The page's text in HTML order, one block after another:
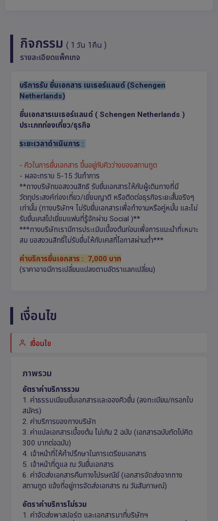
กิจกรรม( 1 วัน 1คืน )
รายละเอียดแพ็คเกจ
บริการรับ ยื่นเอกสาร เนเธอร์แลนด์ (Schengen
Netherlands)
ยื่นเอกสารเนเธอร์แลนด์ ( Schengen Netherlands )
ประเภทท่องเที่ยว/ธุรกิจ
ระยะเวลาดำเนินการ :
- คิวในการยื่นเอกสาร ขึ้นอยู่กับคิวว่างของสถานทูต
- ผลจะทราบ 5-15 วันทำการ
**ทางบริษัทขอสงวนสิทธิ รับยื่นเอกสารให้กับผู้เดินทางที่มี
วัตถุประสงค์ท่องเที่ยว/เยี่ยมญาติ หรือติดต่อธุรกิจระยะสั้นจริงๆ
เท่านั้น (ทางบริษัทฯ ไม่รับยื่นเอกสารเพื่อทำงานหรือคู่หมั้น และไม่
รับยื่นเคสไปเยี่ยมแฟนที่รู้จักผ่าน Social )**
***ทางบริษัทเรามีการประเมินเบื้องต้นก่อนเพื่อการแนะนำที่เหมาะ
สม ขอสงวนสิทธิ์ไม่รับยื่นให้กับเคสที่โอกาสผ่านต่ำ***
ค่าบริการยื่นเอกสาร: 7,000 บาท
(ราคาอาจมีการเปลี่ยนแปลงตามอัตราแลกเปลี่ยน)
เงื่อนไข
เงื่อนไข
ภาพรวม
อัตราค่าบริการรวม
1. ค่าธรรมเนียมยื่นเอกสารและจองคิวยื่น (ลงทะเบียน/กรอกใบ
สมัคร)
2. ค่าบริการของทางบริษัท
3. ค่าแปลเอกสารเบื้องต้น ไม่เกิน 2 ฉบับ (เอกสารฉบับถัดไปคิด
300 บาทต่อฉบับ)
4. เจ้าหน้าที่ให้คำปรึกษาในการเตรียมเอกสาร
5. เจ้าหน้าที่ดูแล ณ วันยื่นเอกสาร
6. ค่าจัดส่งเอกสารคืนทางไปรษณีย์ (เอกสารจัดส่งจากทาง
สถานทูต แจ้งที่อยู่การจัดส่งเอกสาร ณ วันสัมภาษณ์)
อัตราค่าบริการไม่รวม
1. ค่าจัดส่งพาสปอร์ต และเอกสารมาที่บริษัทฯ